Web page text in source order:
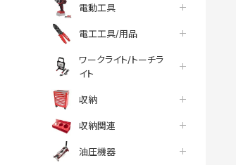
電動工具
電工工具/用品
ワークライト/トーチラ
イト
収納
収納関連
油圧機器